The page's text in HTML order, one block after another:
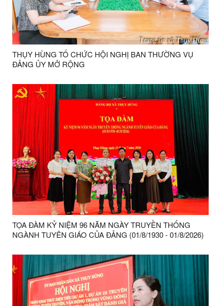
THỤY HÙNG TỔ CHỨC HỘI NGHỊ BAN THƯỜNG VỤ
ĐẢNG ỦY MỞ RỘNG
TỌA ĐÀM KỶ NIỆM 96 NĂM NGÀY TRUYỀN THỐNG
NGÀNH TUYÊN GIÁO CỦA ĐẢNG (01/8/1930 - 01/8/2026)